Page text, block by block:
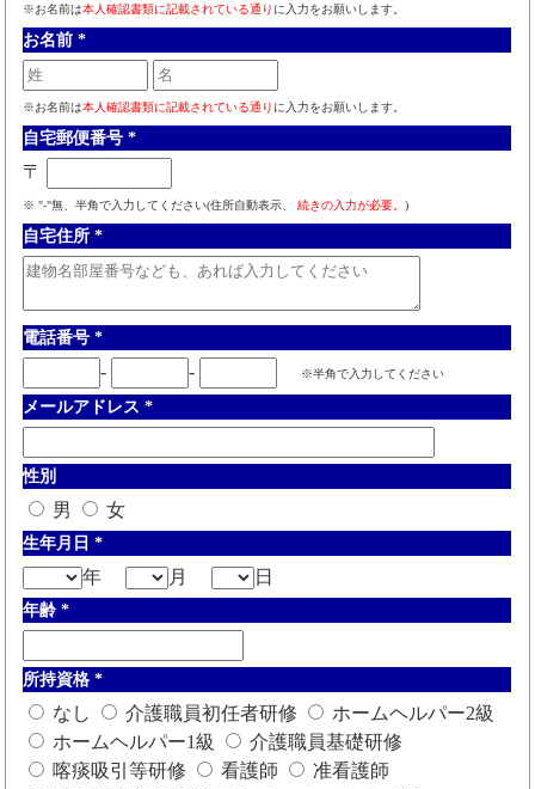
※お名前は本人確認書類に記載されている通り に入力をお願いします。
お名前 *
※お名前は本人確認書類に記載されている通り に入力をお願いします。
自宅郵便番号 *
〒
※ "-"無、半角で入力してください(住所自動表示、 続きの入力が必要。 )
自宅住所 *
電話番号 *
- - ※半角で入力してください
メールアドレス *
性別
男 女
生年月日 *
年 月 日
年齢 *
所持資格 *
なし 介護職員初任者研修
ホームヘルパー2級
ホームヘルパー1級
介護職員基礎研修
喀痰吸引等研修
看護師
准看護師